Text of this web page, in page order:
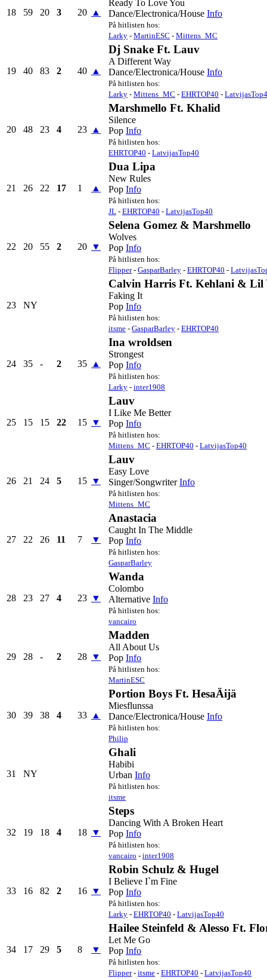
18 59 20 3 20 ▲
Ready To Love You
Dance/Electronica/House Info
På hitlisten hos:
Larky - MartinESC - Mittens_MC
19 40 83 2 40 ▲
Dj Snake Ft. Lauv
A Different Way
Dance/Electronica/House Info
På hitlisten hos:
Larky - Mittens_MC - EHRTOP40 -
20 48 23 4 23 ▲
Marshmello Ft. Khalid
Silence
Pop Info
På hitlisten hos:
EHRTOP40 - LatvijasTop40
21 26 22 17 1 ▲
Dua Lipa
New Rules
Pop Info
På hitlisten hos:
JL - EHRTOP40 - LatvijasTop40
22 20 55 2 20 ▼
Selena Gomez & Marshmello
Wolves
Pop Info
På hitlisten hos:
Flipper- GasparBarley - EHRTOP40 -
23 NY
Calvin Harris Ft. Kehlani & Lil
Faking It
Pop Info
På hitlisten hos:
itsme - GasparBarley - EHRTOP40
24 35 - 2 35 ▲
Ina wroldsen
Strongest
Pop Info
På hitlisten hos:
Larky - inter1908
25 15 15 22 15 ▼
Lauv
I Like Me Better
Pop Info
På hitlisten hos:
Mittens_MC - EHRTOP40 - LatvijasTop40
26 21 24 5 15 ▼
Lauv
Easy Love
Singer/Songwriter Info
På hitlisten hos:
Mittens_MC
27 22 26 11 7 ▼
Anastacia
Caught In The Middle
Pop Info
På hitlisten hos:
GasparBarley
28 23 27 4 23 ▼
Wanda
Colombo
Alternative Info
På hitlisten hos:
vancairo
29 28 - 2 28 ▼
Madden
All About Us
Pop Info
På hitlisten hos:
MartinESC
30 39 38 4 33 ▲
Portion Boys Ft. HesaÄijä
Miesflunssa
Dance/Electronica/House Info
På hitlisten hos:
Philip
31 NY
Ghali
Habibi
Urban Info
På hitlisten hos:
itsme
32 19 18 4 18 ▼
Steps
Dancing With A Broken Heart
Pop Info
På hitlisten hos:
vancairo - inter1908
33 16 82 2 16 ▼
Robin Schulz & Hugel
I Believe I`m Fine
Pop Info
På hitlisten hos:
Larky - EHRTOP40 - LatvijasTop40
34 17 29 5 8 ▼
Hailee Steinfeld & Alesso Ft.
Let Me Go
Pop Info
På hitlisten hos:
Flipper- itsme - EHRTOP40 - LatvijasTop40